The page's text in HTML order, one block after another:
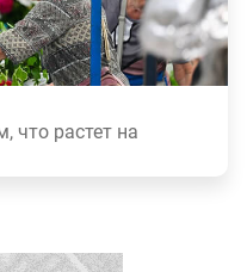
что растет на